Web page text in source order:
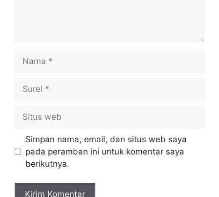
Nama
Surel
Situs
web
Simpan nama, email, dan situs web saya
pada peramban ini untuk komentar saya
berikutnya.